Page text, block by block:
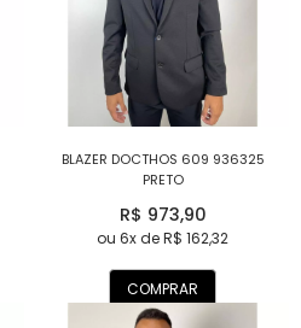
BLAZER DOCTHOS 609 936325
PRETO
R$ 973,90
ou 6x de R$ 162,32
COMPRAR